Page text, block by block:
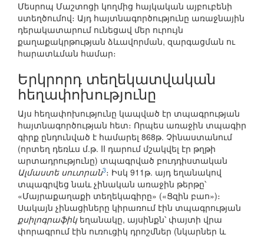
Մեսրոպ Մաշտոցի կողմից հայկական այբուբենի
ստեղծումով։ Այդ հայտնագործությունը առաջնային
դերակատարում ունեցավ մեր ուրույն
քաղաքակրթության ձևավորման, զարգացման ու
հարատևման համար։
Երկրորդ տեղեկատվական
հեղափոխությունը
Այս հեղափոխությունը կապված էր տպագրության
հայտնագործության հետ։ Որպես առաջին տպագիր
գիրք ընդունված է համարել 868թ. Չինաստանում
(որտեղ դեռևս մ.թ. II դարում մշակվել էր թղթի
արտադրությունը) տպագրված բուդդիստական
Ալմաստե սուտրան3։ Իսկ 911թ. այդ եղանակով
տպագրվեց նաև չինական առաջին թերթը՝
«Մայրաքաղաքի տեղեկագիրը» («Ցզին բաո»)։
Սակայն չինացիները կիրառում էին տպագրության
քսիլոգրաֆիկեղանակը, այսինքն՝ փայտի վրա
փորագրում էին ուռուցիկ դրոշմներ (նկարներ և